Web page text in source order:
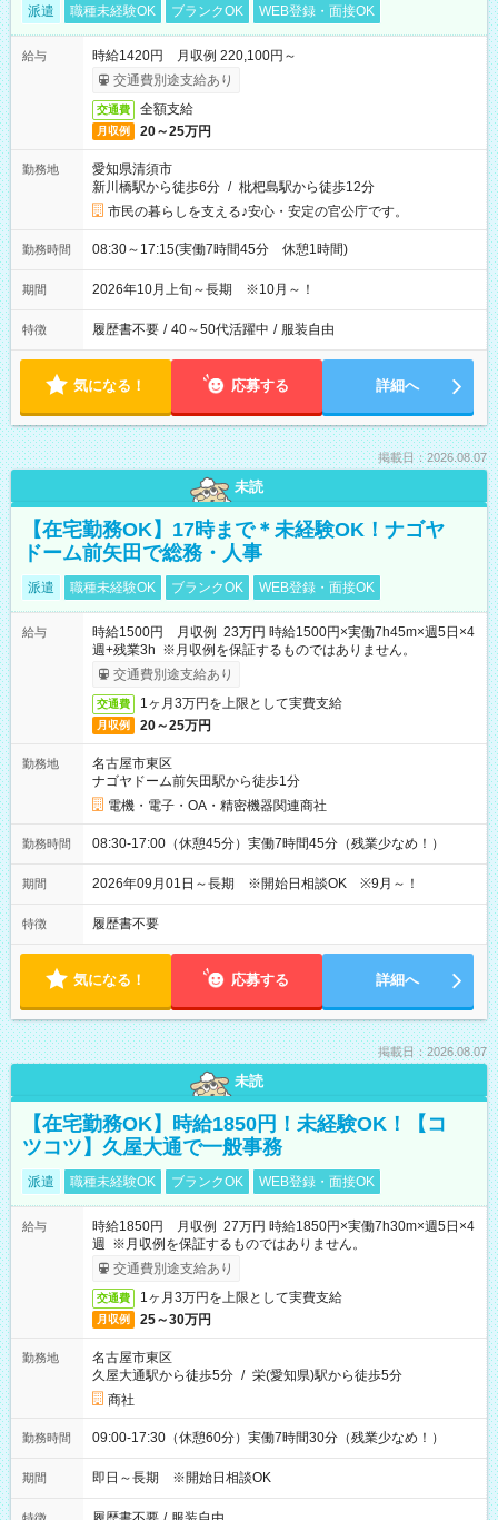
派遣 職種未経験OK ブランクOK WEB登録・面接OK
給与
時給1420円 月収例 220,100円～
交通費別途支給あり
交通費 全額支給
月収例 20～25万円
勤務地
愛知県清須市
新川橋駅から徒歩6分 / 枇杷島駅から徒歩12分
市民の暮らしを支える♪安心・安定の官公庁です。
勤務時間 08:30～17:15(実働7時間45分 休憩1時間)
期間 2026年10月上旬～長期 ※10月～！
特徴 履歴書不要 / 40～50代活躍中 / 服装自由
気になる！ 応募する 詳細へ
掲載日：2026.08.07
未読
【在宅勤務OK】17時まで＊未経験OK！ナゴヤ
ドーム前矢田で総務・人事
派遣 職種未経験OK ブランクOK WEB登録・面接OK
給与
時給1500円 月収例 23万円 時給1500円×実働7h45m×週5日×4
週+残業3h ※月収例を保証するものではありません。
交通費別途支給あり
交通費 1ヶ月3万円を上限として実費支給
月収例 20～25万円
勤務地
名古屋市東区
ナゴヤドーム前矢田駅から徒歩1分
電機・電子・OA・精密機器関連商社
勤務時間 08:30-17:00（休憩45分）実働7時間45分（残業少なめ！）
期間 2026年09月01日～長期 ※開始日相談OK ※9月～！
特徴 履歴書不要
気になる！ 応募する 詳細へ
掲載日：2026.08.07
未読
【在宅勤務OK】時給1850円！未経験OK！【コ
ツコツ】久屋大通で一般事務
派遣 職種未経験OK ブランクOK WEB登録・面接OK
給与
時給1850円 月収例 27万円 時給1850円×実働7h30m×週5日×4
週 ※月収例を保証するものではありません。
交通費別途支給あり
交通費 1ヶ月3万円を上限として実費支給
月収例 25～30万円
勤務地
名古屋市東区
久屋大通駅から徒歩5分 / 栄(愛知県)駅から徒歩5分
商社
勤務時間 09:00-17:30（休憩60分）実働7時間30分（残業少なめ！）
期間 即日～長期 ※開始日相談OK